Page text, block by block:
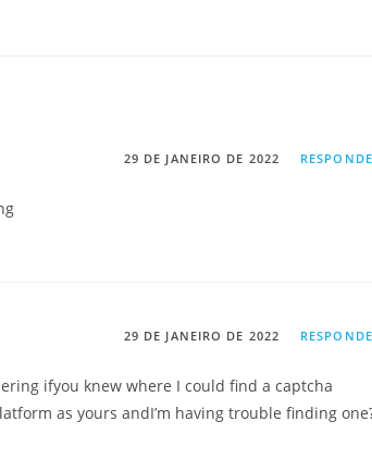
29 DE JANEIRO DE 2022
29 DE JANEIRO DE 2022
ifyou knew where I could find a captcha
as yours andI’m having trouble finding